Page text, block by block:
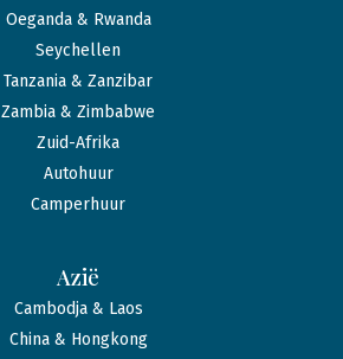
Oeganda & Rwanda
Seychellen
Tanzania & Zanzibar
Zambia & Zimbabwe
Zuid-Afrika
Autohuur
Camperhuur
Azië
Cambodja & Laos
China & Hongkong